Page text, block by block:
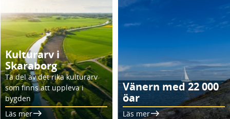
Kulturarv i
Skaraborg
Ta del av det rika kulturarv
som finns att uppleva i
bygden
Läs mer
Vänern med 22 000
öar
Läs mer